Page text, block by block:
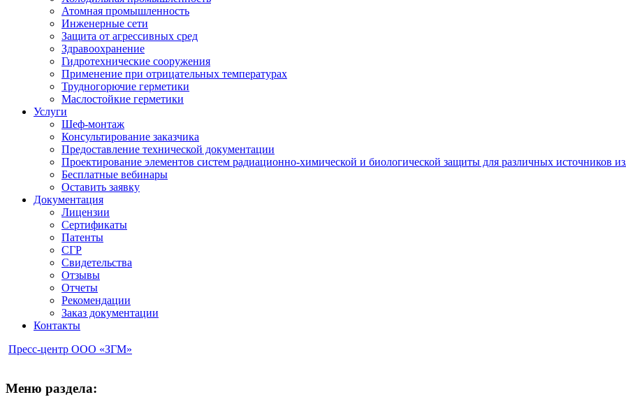
Атомная промышленность
Инженерные сети
Защита от агрессивных сред
Здравоохранение
Гидротехнические сооружения
Применение при отрицательных температурах
Трудногорючие герметики
Маслостойкие герметики
Услуги
Шеф-монтаж
Консультирование заказчика
Предоставление технической документации
Проектирование элементов систем радиационно-химической и биологической защиты для различных источников
Бесплатные вебинары
Оставить заявку
Документация
Лицензии
Сертификаты
Патенты
СГР
Свидетельства
Отзывы
Отчеты
Рекомендации
Заказ документации
Контакты
Пресс-центр ООО «ЗГМ»
Меню раздела: